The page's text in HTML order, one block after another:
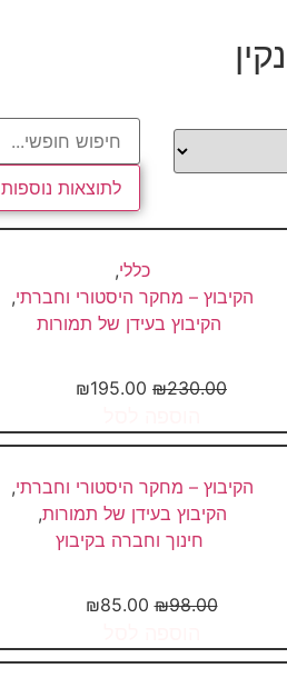
לתוצאות נוספות
כללי,
הקיבוץ – מחקר היסטורי וחברתי,
הקיבוץ בעידן של תמורות
₪230.00
₪195.00
הקיבוץ – מחקר היסטורי וחברתי,
הקיבוץ בעידן של תמורות,
חינוך וחברה בקיבוץ
₪98.00
₪85.00